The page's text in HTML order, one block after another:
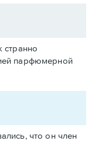
странно
парфюмерной
что он член